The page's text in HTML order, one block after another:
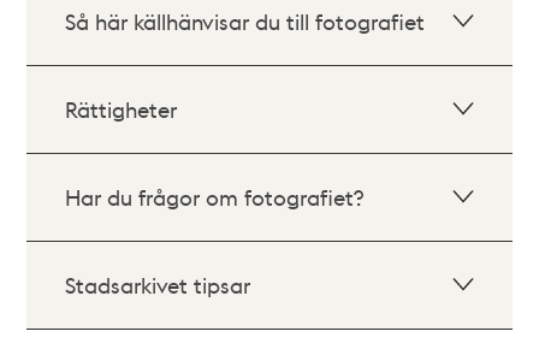
Så här källhänvisar du till fotografiet
Rättigheter
Har du frågor om fotografiet?
Stadsarkivet tipsar